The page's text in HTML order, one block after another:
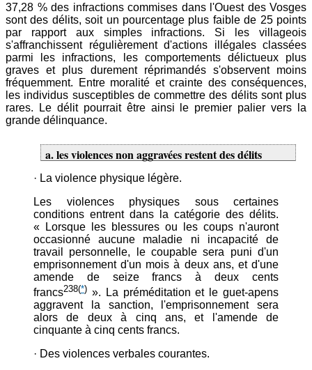
37,28 % des infractions commises dans l'Ouest des Vosges
sont des délits, soit un pourcentage plus faible de 25 points
par rapport aux simples infractions. Si les villageois
s'affranchissent régulièrement d'actions illégales classées
parmi les infractions, les comportements délictueux plus
graves et plus durement réprimandés s'observent moins
fréquemment. Entre moralité et crainte des conséquences,
les individus susceptibles de commettre des délits sont plus
rares. Le délit pourrait être ainsi le premier palier vers la
grande délinquance.
a. les violences non aggravées restent des délits
· La violence physique légère.
Les violences physiques sous certaines
conditions entrent dans la catégorie des délits.
« Lorsque les blessures ou les coups n'auront
occasionné aucune maladie ni incapacité de
travail personnelle, le coupable sera puni d'un
emprisonnement d'un mois à deux ans, et d'une
amende de seize francs à deux cents
francs238(*) ». La préméditation et le guet-apens
aggravent la sanction, l'emprisonnement sera
alors de deux à cinq ans, et l'amende de
cinquante à cinq cents francs.
· Des violences verbales courantes.